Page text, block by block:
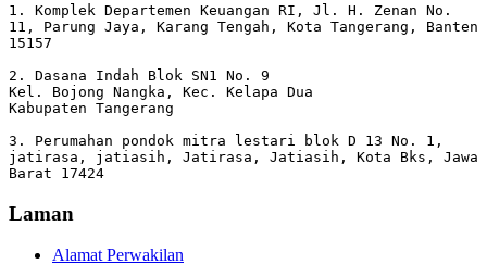
1. Komplek Departemen Keuangan RI, Jl. H. Zenan No.
11, Parung Jaya, Karang Tengah, Kota Tangerang, Banten
15157
2. Dasana Indah Blok SN1 No. 9
Kel. Bojong Nangka, Kec. Kelapa Dua
Kabupaten Tangerang
3. Perumahan pondok mitra lestari blok D 13 No. 1,
jatirasa, jatiasih, Jatirasa, Jatiasih, Kota Bks, Jawa
Barat 17424
Laman
Alamat Perwakilan